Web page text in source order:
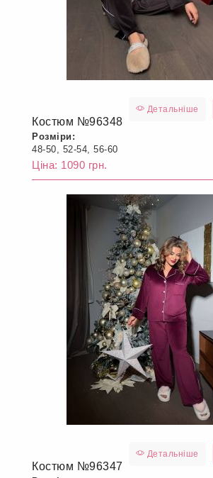
Детальніше
Костюм №96348
Розміри:
48-50, 52-54, 56-60
Ціна: 1090 грн.
Детальніше
Костюм №96347